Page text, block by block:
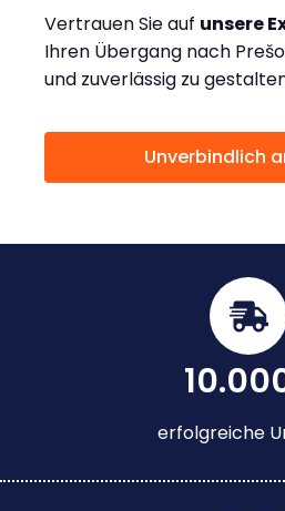
Vertrauen Sie auf unsere
Ihren Übergang nach
und zuverlässig zu
Unverbindlich
erfolgreiche